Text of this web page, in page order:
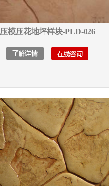
压模压花地坪样块-PLD-026